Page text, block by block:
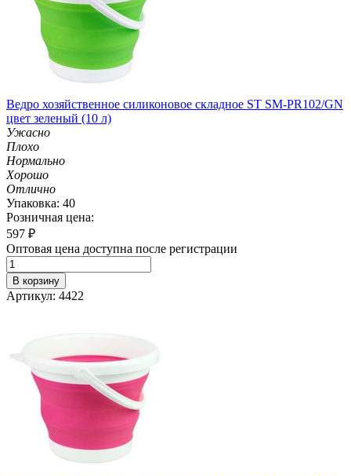
Ведро хозяйственное силиконовое складное ST SM-PR102/GN
цвет зеленый (10 л)
Ужасно
Плохо
Нормально
Хорошо
Отлично
Упаковка: 40
Розничная цена:
597 ₽
Оптовая цена доступна после регистрации
В корзину
Артикул: 4422